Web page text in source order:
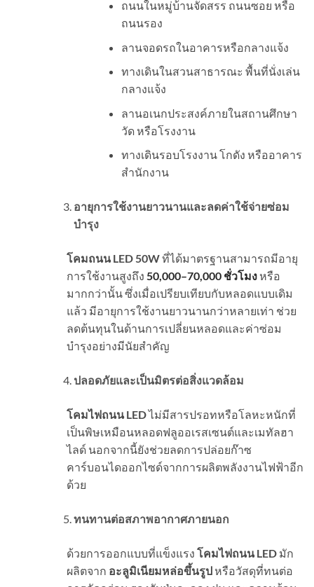
ถนนในหมู่บ้านจัดสรร ถนนซอย หรือ
ถนนรอง
ลานจอดรถในอาคารหรือกลางแจ้ง
ทางเดินในสวนสาธารณะ พื้นที่นั่งเล่น
กลางแจ้ง
ลานอเนกประสงค์ภายในสถานศึกษา
วัด หรือโรงงาน
ทางเดินรอบโรงงาน โกดัง หรืออาคาร
สำนักงาน
อายุการใช้งานยาวนานและลดค่าใช้จ่ายซ่อม
บำรุง
โคมถนน LED 50Wที่ได้มาตรฐานสามารถมีอายุ
การใช้งานสูงถึง 50,000–70,000 ชั่วโมงหรือ
มากกว่านั้น ซึ่งเมื่อเปรียบเทียบกับหลอดแบบเดิม
แล้ว มีอายุการใช้งานยาวนานกว่าหลายเท่า ช่วย
ลดต้นทุนในด้านการเปลี่ยนหลอดและค่าซ่อม
บำรุงอย่างมีนัยสำคัญ
ปลอดภัยและเป็นมิตรต่อสิ่งแวดล้อม
โคมไฟถนน LEDไม่มีสารปรอทหรือโลหะหนักที่
เป็นพิษเหมือนหลอดฟลูออเรสเซนต์และเมทัลฮา
ไลด์ นอกจากนี้ยังช่วยลดการปล่อยก๊าซ
คาร์บอนไดออกไซด์จากการผลิตพลังงานไฟฟ้าอีก
ด้วย
ทนทานต่อสภาพอากาศภายนอก
ด้วยการออกแบบที่แข็งแรง โคมไฟถนน LED มัก
ผลิตจาก อะลูมิเนียมหล่อขึ้นรูปหรือวัสดุที่ทนต่อ